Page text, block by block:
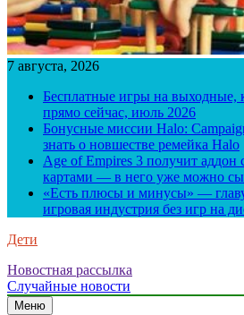
7 августа, 2026
Бесплатные игры на выходные,
прямо сейчас, июль 2026
Бонусные миссии Halo:
знать о новшестве ремейка Halo
Age of Empires 3 получит
картами — в него уже можно
«Есть плюсы и минусы» —
игровая индустрия без игр на
Дети
Новостная рассылка
Случайные новости
Меню